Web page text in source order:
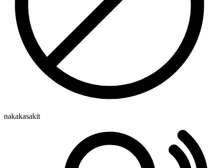
nakakasakit